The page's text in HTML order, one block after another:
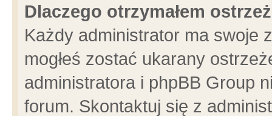
Dlaczego otrzymałem
Każdy administrator ma swoje
mogłeś zostać ukarany
administratora i phpBB Group
forum. Skontaktuj się z